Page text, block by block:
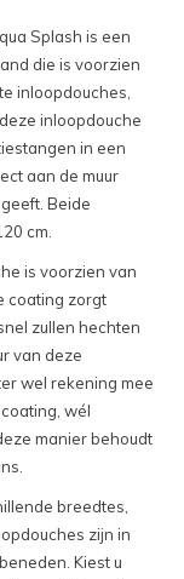
Splash is een
die is voorzien
inloopdouches,
inloopdouche
in een
aan de muur
Beide
cm.
is voorzien van
coating zorgt
zullen hechten
van deze
wel rekening mee
wél
manier behoudt
breedtes,
zijn in
Kiest u